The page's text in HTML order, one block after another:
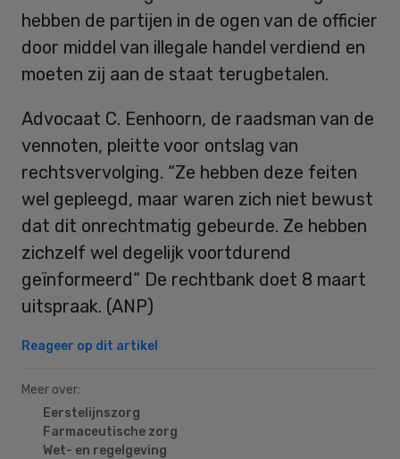
hebben de partijen in de ogen van de officier
door middel van illegale handel verdiend en
moeten zij aan de staat terugbetalen.
Advocaat C. Eenhoorn, de raadsman van de
vennoten, pleitte voor ontslag van
rechtsvervolging. “Ze hebben deze feiten
wel gepleegd, maar waren zich niet bewust
dat dit onrechtmatig gebeurde. Ze hebben
zichzelf wel degelijk voortdurend
geïnformeerd” De rechtbank doet 8 maart
uitspraak. (ANP)
Reageer op dit artikel
Meer over:
Eerstelijnszorg
Farmaceutische zorg
Wet- en regelgeving